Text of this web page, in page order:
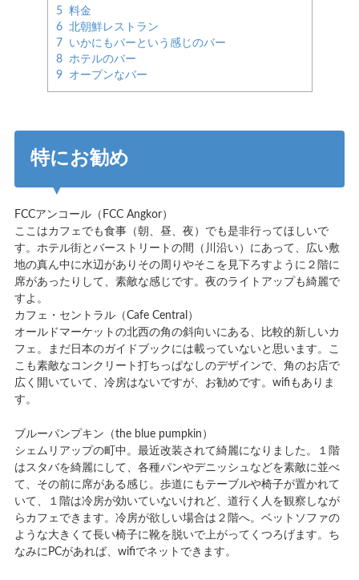
5
料金
6
北朝鮮レストラン
7
いかにもバーという感じのバー
8
ホテルのバー
9
オープンなバー
特にお勧め
FCCアンコール（FCC Angkor）
ここはカフェでも食事（朝、昼、夜）でも是非行ってほしいで
す。ホテル街とバーストリートの間（川沿い）にあって、広い敷
地の真ん中に水辺がありその周りやそこを見下ろすように２階に
席があったりして、素敵な感じです。夜のライトアップも綺麗で
すよ。
カフェ・セントラル（Cafe Central）
オールドマーケットの北西の角の斜向いにある、比較的新しいカ
フェ。まだ日本のガイドブックには載っていないと思います。こ
こも素敵なコンクリート打ちっぱなしのデザインで、角のお店で
広く開いていて、冷房はないですが、お勧めです。wifiもありま
す。
ブルーパンプキン（the blue pumpkin）
シェムリアップの町中。最近改装されて綺麗になりました。１階
はスタバを綺麗にして、各種パンやデニッシュなどを素敵に並べ
て、その前に席がある感じ。歩道にもテーブルや椅子が置かれて
いて、１階は冷房が効いていないけれど、道行く人を観察しなが
らカフェできます。冷房が欲しい場合は２階へ。ベットソファの
ような大きくて長い椅子に靴を脱いで上がってくつろげます。ち
なみにPCがあれば、wifiでネットできます。